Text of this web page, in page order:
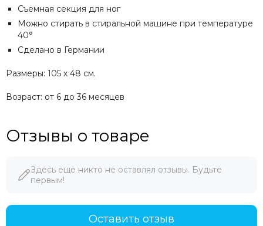
Съемная секция для ног
Можно стирать в стиральной машине при температуре
40°
Сделано в Германии
Размеры: 105 х 48 см.
Возраст: от 6 до 36 месяцев
Отзывы о товаре
Здесь еще никто не оставлял отзывы. Будьте
первым!
Оставить отзыв